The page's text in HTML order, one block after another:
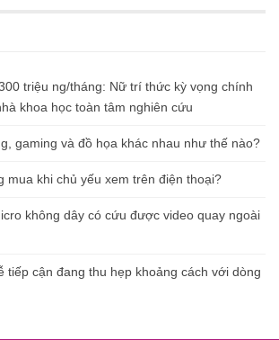
triệu ng/tháng: Nữ trí thức kỳ vọng chính
khoa học toàn tâm nghiên cứu
gaming và đồ họa khác nhau như thế nào?
mua khi chủ yếu xem trên điện thoại?
không dây có cứu được video quay ngoài
tiếp cận đang thu hẹp khoảng cách với dòng